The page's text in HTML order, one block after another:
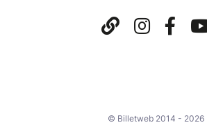
© Billetweb 2014 - 2026